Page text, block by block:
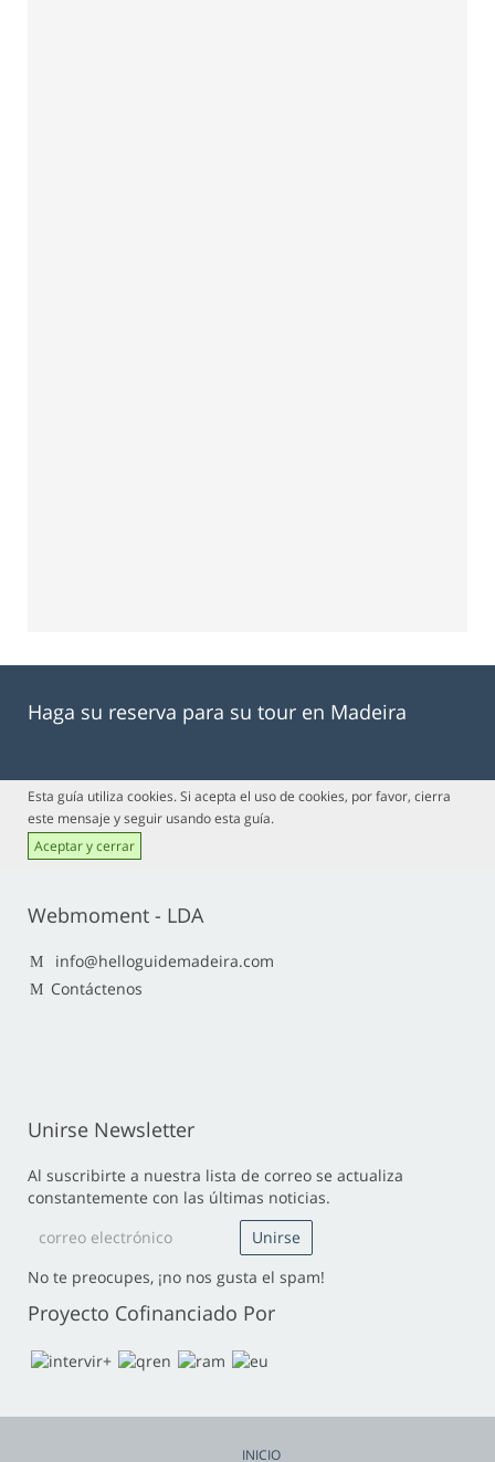
Haga su reserva para su tour en Madeira
Esta guía utiliza cookies. Si acepta el uso de cookies, por favor, cierra
este mensaje y seguir usando esta guía.
Aceptar y cerrar
Webmoment - LDA
info@helloguidemadeira.com
Contáctenos
Unirse Newsletter
Al suscribirte a nuestra lista de correo se actualiza
constantemente con las últimas noticias.
No te preocupes, ¡no nos gusta el spam!
Proyecto Cofinanciado Por
INICIO